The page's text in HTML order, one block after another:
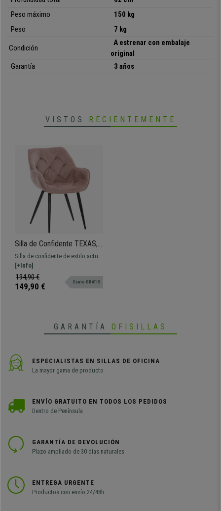
•Grueso y confortable acolchado
• Exclusivo diseño de estilo moderno
• Tapizada en terciopelo de calidad
Peso máximo
150 kg
Peso
7 kg
Condición
A estrenar con embalaje
original
Garantía
3 años
VISTOS RECIENTEMENTE
Silla de Confidente TEXAS,
Patas Metálicas Negras, en
Terciopelo color Rosa
Silla de confidente de estilo actual
con grueso acolchado y fabricada
con materiales de primera calidad.
[+Info]
194,90 €
149,90 € Envio GRATIS
GARANTÍA OFISILLAS
ESPECIALISTAS EN SILLAS DE OFICINA
La mayor gama de producto
ENVÍO GRATUITO EN TODOS LOS PEDIDOS
Dentro de Península
GARANTÍA DE DEVOLUCIÓN
Plazo ampliado de 30 días naturales
ENTREGA URGENTE
Productos con envío 24/48h